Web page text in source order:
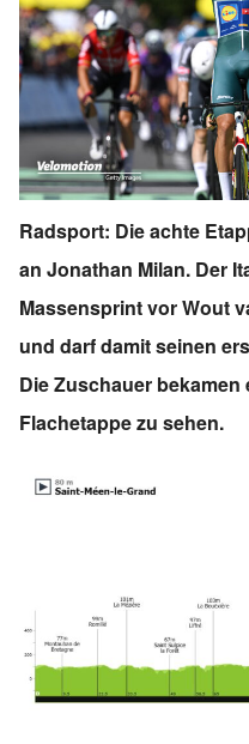
Radsport: Die achte
an Jonathan Milan. Der
Massensprint vor Wout
und darf damit seinen
Die Zuschauer
Flachetappe zu sehen.